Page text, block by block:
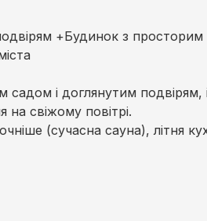
+Будинок з просторим
і доглянутим подвірям,
свіжому повітрі.
(сучасна сауна), літня